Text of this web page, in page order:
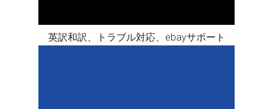
英訳和訳、トラブル対応、ebayサポート